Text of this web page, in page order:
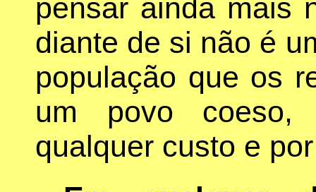
pensar ainda mais
diante de si não é
população que os
um povo
qualquer custo e